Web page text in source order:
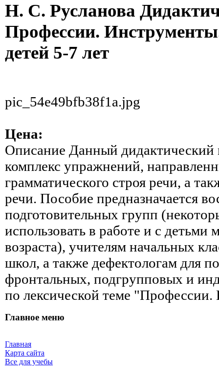
Н. С. Русланова
Профессии.
детей 5-7 лет
pic_54e49bfb38f1a.jpg
Цена:
Описание Данный дидактический
комплекс упражнений,
грамматического строя речи, а
речи. Пособие предназначается
подготовительных групп
использовать в работе и с
возраста), учителям начальных
школ, а также дефектологам для
фронтальных, подгрупповых и
по лексической теме
Главное меню
Главная
Карта сайта
Все для учебы